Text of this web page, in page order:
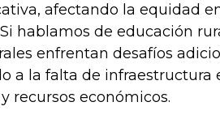
afectando la equidad
hablamos de educación
enfrentan desafíos
a la falta de infraestructura
recursos económicos.